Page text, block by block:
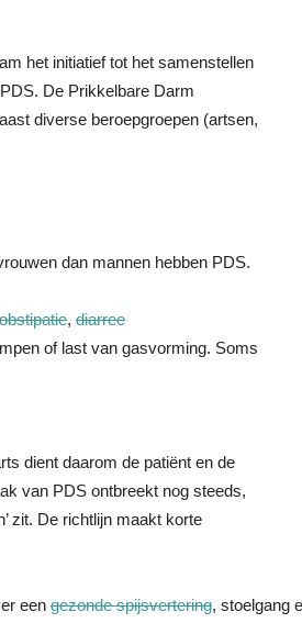
het initiatief tot het samenstellen
De Prikkelbare Darm
diverse beroepgroepen (artsen,
dan mannen hebben PDS.
obstipatie, diarree
of last van gasvorming. Soms
dient daarom de patiënt en de
van PDS ontbreekt nog steeds,
zit. De richtlijn maakt korte
een gezonde spijsvertering, stoelgang